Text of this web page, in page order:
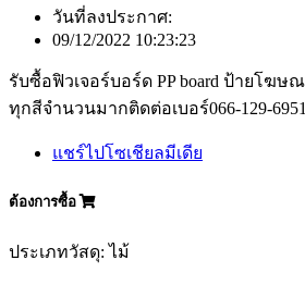
วันที่ลงประกาศ:
09/12/2022 10:23:23
รับซื้อฟิวเจอร์บอร์ด PP board ป้ายโฆษ
ทุกสีจำนวนมากติดต่อเบอร์066-129-6951
แชร์ไปโซเชียลมีเดีย
ต้องการซื้อ
ประเภทวัสดุ: ไม้